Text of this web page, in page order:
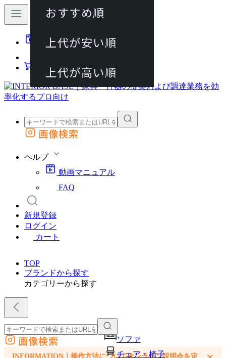
動画マニュアル
カート
外部サイトの商品をカートに追加
画像検索
ヘルプ
動画マニュアル
FAQ
新規登録
ログイン
カート
TOP
ブランドから探す
カテゴリーから探す
ソファ
チェア・椅子
外部サイトの商品をカートに追加
他のサイトで見つけた商品ページのURLを貼り付けて、カートに追加できます
画像検索
INFORMATION｜操作方法についてオンライン説明会を定
おすすめ順
上代が安い順
上代が高い順